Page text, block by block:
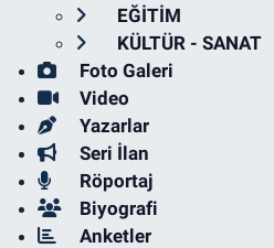
EĞİTİM
KÜLTÜR - SANAT
Foto Galeri
Video
Yazarlar
Seri İlan
Röportaj
Biyografi
Anketler